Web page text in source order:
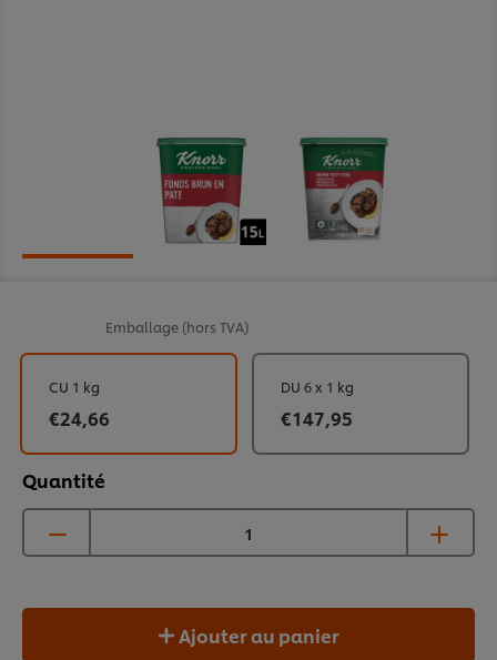
Emballage (hors TVA)
Quantité
CU 1 kg
€24,66
DU 6 x 1 kg
€147,95
Ajouter au panier